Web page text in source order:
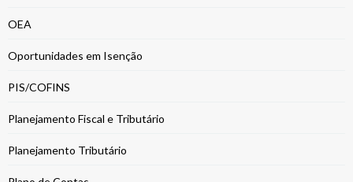
OEA
Oportunidades em Isenção
PIS/COFINS
Planejamento Fiscal e Tributário
Planejamento Tributário